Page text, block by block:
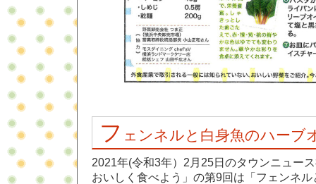
フ ェンネルと白身魚のハーブ
2021年(令和3年）2月25日のタウンニュー
おいしく食べよう」の第9回は「フェンネ